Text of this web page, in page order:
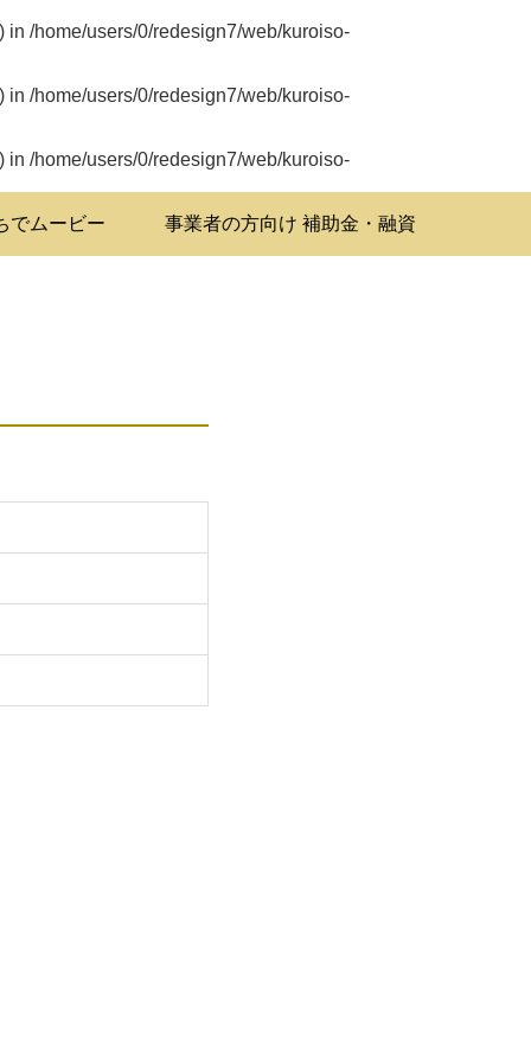
in /home/users/0/redesign7/web/kuroiso-
in /home/users/0/redesign7/web/kuroiso-
in /home/users/0/redesign7/web/kuroiso-
でムービー 事業者の方向け 補助金・融資